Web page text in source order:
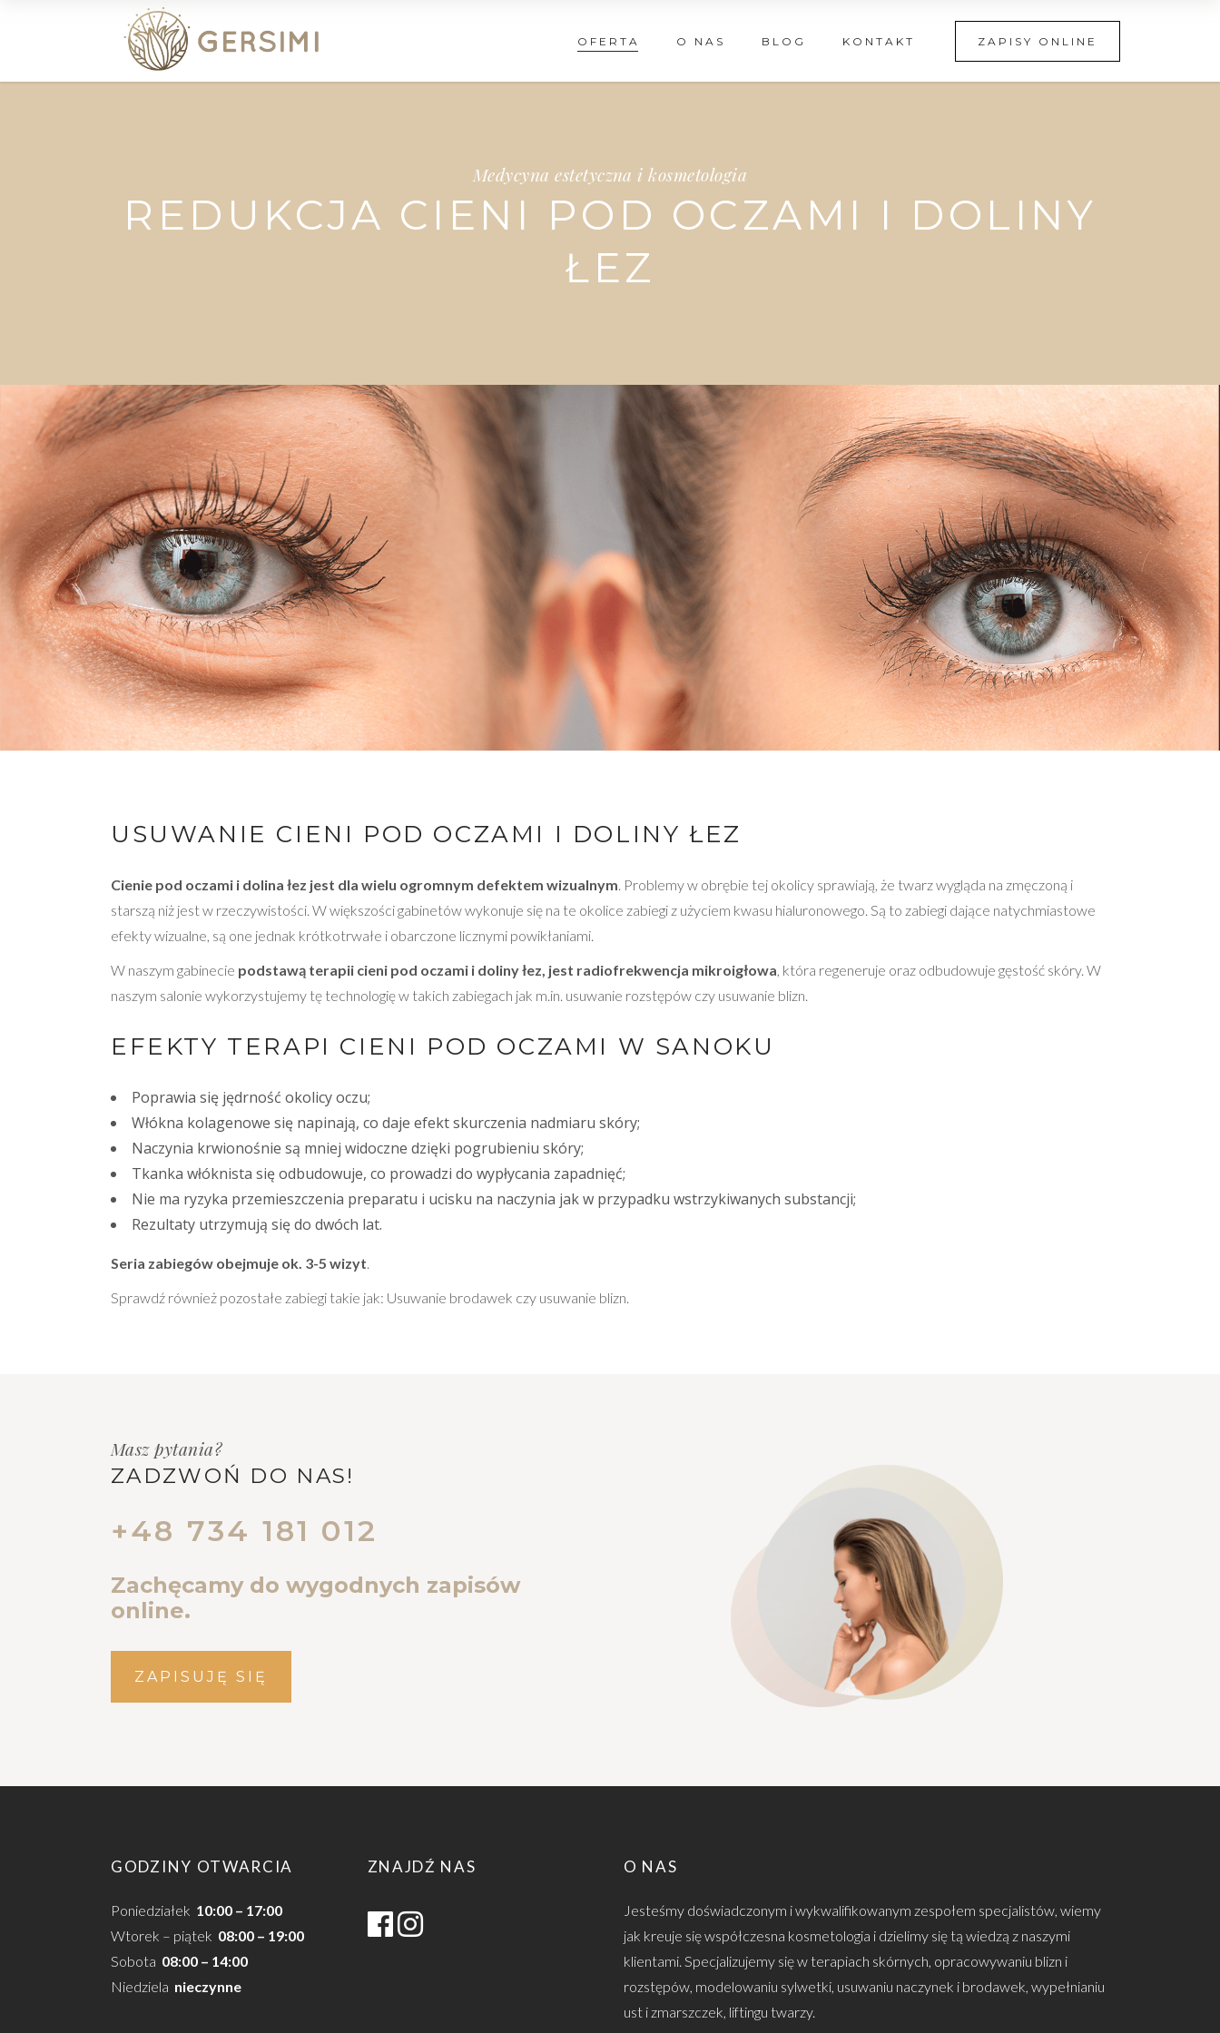
OFERTA O NAS BLOG KONTAKT ZAPISY ONLINE
Medycyna estetyczna i kosmetologia
REDUKCJA CIENI POD OCZAMI I DOLINY
ŁEZ
USUWANIE CIENI POD OCZAMI I DOLINY ŁEZ
Cienie pod oczami i dolina łez jest dla wielu ogromnym defektem wizualnym. Problemy w obrębie tej okolicy sprawiają, że twarz wygląda na zmęczoną i
starszą niż jest w rzeczywistości. W większości gabinetów wykonuje się na te okolice zabiegi z użyciem kwasu hialuronowego. Są to zabiegi dające natychmiastowe
efekty wizualne, są one jednak krótkotrwałe i obarczone licznymi powikłaniami.
W naszym gabinecie podstawą terapii cieni pod oczami i doliny łez, jest radiofrekwencja mikroigłowa, która regeneruje oraz odbudowuje gęstość skóry. W
naszym salonie wykorzystujemy tę technologię w takich zabiegach jak m.in. usuwanie rozstępów czy usuwanie blizn.
EFEKTY TERAPI CIENI POD OCZAMI W SANOKU
Poprawia się jędrność okolicy oczu;
Włókna kolagenowe się napinają, co daje efekt skurczenia nadmiaru skóry;
Naczynia krwionośnie są mniej widoczne dzięki pogrubieniu skóry;
Tkanka włóknista się odbudowuje, co prowadzi do wypłycania zapadnięć;
Nie ma ryzyka przemieszczenia preparatu i ucisku na naczynia jak w przypadku wstrzykiwanych substancji;
Rezultaty utrzymują się do dwóch lat.
Seria zabiegów obejmuje ok. 3-5 wizyt.
Sprawdź również pozostałe zabiegi takie jak: Usuwanie brodawek czy usuwanie blizn.
Masz pytania?
ZADZWOŃ DO NAS!
+48 734 181 012
Zachęcamy do wygodnych zapisów
online.
ZAPISUJĘ SIĘ
GODZINY OTWARCIA
Poniedziałek 10:00 – 17:00
Wtorek – piątek 08:00 – 19:00
Sobota 08:00 – 14:00
Niedziela nieczynne
ZNAJDŹ NAS O NAS
Jesteśmy doświadczonym i wykwalifikowanym zespołem specjalistów, wiemy
jak kreuje się współczesna kosmetologia i dzielimy się tą wiedzą z naszymi
klientami. Specjalizujemy się w terapiach skórnych, opracowywaniu blizn i
rozstępów, modelowaniu sylwetki, usuwaniu naczynek i brodawek, wypełnianiu
ust i zmarszczek, liftingu twarzy.